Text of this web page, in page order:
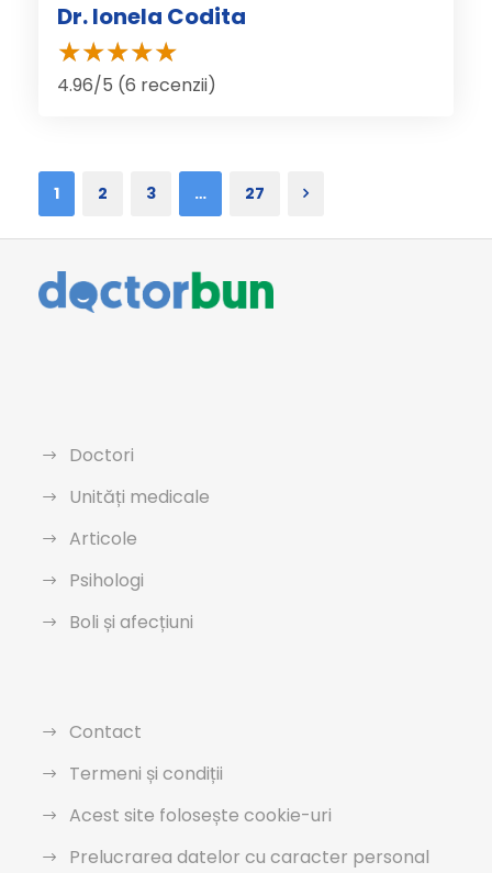
Dr. Ionela Codita
4.96/5 (6 recenzii)
1 2 3 … 27
Doctori
Unități medicale
Articole
Psihologi
Boli și afecțiuni
Contact
Termeni și condiții
Acest site folosește cookie-uri
Prelucrarea datelor cu caracter personal